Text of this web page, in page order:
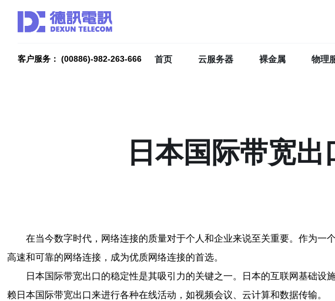
客户服务： (00886)-982-263-666 首页 云服务器 裸金属 物理
日本国际带宽出
在当今数字时代，网络连接的质量对于个人和企业来说至关重要。作为一
高速和可靠的网络连接，成为优质网络连接的首选。
日本国际带宽出口的稳定性是其吸引力的关键之一。日本的互联网基础
赖日本国际带宽出口来进行各种在线活动，如视频会议、云计算和数据传输。